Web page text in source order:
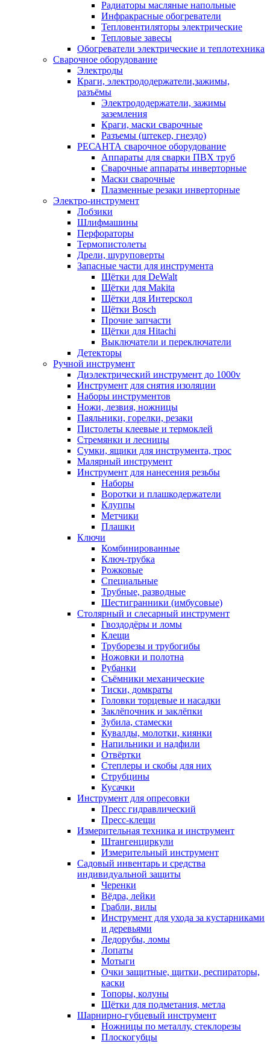
Радиаторы масляные напольные
Инфракрасные обогреватели
Тепловентиляторы электрические
Тепловые завесы
Обогреватели электрические и теплотехника
Сварочное оборудование
Электроды
Краги, электрододержатели,зажимы,
разъёмы
Электрододержатели, зажимы
заземления
Краги, маски сварочные
Разъемы (штекер, гнездо)
РЕСАНТА сварочное оборудование
Аппараты для сварки ПВХ труб
Сварочные аппараты инверторные
Маски сварочные
Плазменные резаки инверторные
Электро-инструмент
Лобзики
Шлифмашины
Перфораторы
Термопистолеты
Дрели, шуруповерты
Запасные части для инструмента
Щётки для DeWalt
Щётки для Makita
Щётки для Интерскол
Щётки Bosch
Прочие запчасти
Щётки для Hitachi
Выключатели и переключатели
Детекторы
Ручной инструмент
Диэлектрический инструмент до 1000v
Инструмент для снятия изоляции
Наборы инструментов
Ножи, лезвия, ножницы
Паяльники, горелки, резаки
Пистолеты клеевые и термоклей
Стремянки и лесницы
Сумки, ящики для инструмента, трос
Малярный инструмент
Инструмент для нанесения резьбы
Наборы
Воротки и плашкодержатели
Клуппы
Метчики
Плашки
Ключи
Комбинированные
Ключ-трубка
Рожковые
Специальные
Трубные, разводные
Шестигранники (имбусовые)
Столярный и слесарный инструмент
Гвоздодёры и ломы
Клещи
Труборезы и трубогибы
Ножовки и полотна
Рубанки
Съёмники механические
Тиски, домкраты
Головки торцевые и насадки
Заклёпочник и заклёпки
Зубила, стамески
Кувалды, молотки, киянки
Напильники и надфили
Отвёртки
Степлеры и скобы для них
Струбцины
Кусачки
Инструмент для опресовки
Пресс гидравлический
Пресс-клещи
Измерительная техника и инструмент
Штангенциркули
Измерительный инструмент
Садовый инвентарь и средства
индивидуальной защиты
Черенки
Вёдра, лейки
Грабли, вилы
Инструмент для ухода за кустарниками
и деревьями
Ледорубы, ломы
Лопаты
Мотыги
Очки защитные, щитки, респираторы,
каски
Топоры, колуны
Щётки для подметания, метла
Шарнирно-губцевый инструмент
Ножницы по металлу, стеклорезы
Плоскогубцы